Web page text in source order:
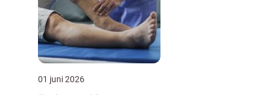
01 juni 2026